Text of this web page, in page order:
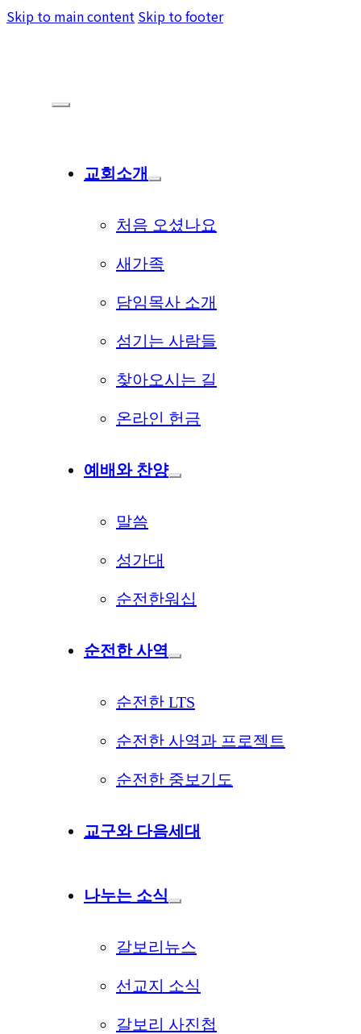
Skip to main content Skip to footer
교회소개
처음 오셨나요
새가족
담임목사 소개
섬기는 사람들
찾아오시는 길
온라인 헌금
예배와 찬양
말씀
성가대
순전한워십
순전한 사역
순전한 LTS
순전한 사역과 프로젝트
순전한 중보기도
교구와 다음세대
나누는 소식
갈보리뉴스
선교지 소식
갈보리 사진첩